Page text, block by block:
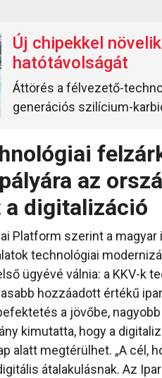
Új chipekkel
hatótávolságát
Áttörés a félvezető-
generációs szilícium-
az
a digitalizáció
Platform szerint a
technológiai
ügyévé válnia: a KKV-k
hozzáadott értékű
a jövőbe,
kimutatta, hogy a
alatt megtérülhet. „A cél,
átalakulásnak. Az